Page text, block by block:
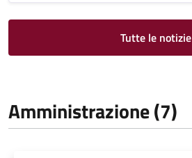
Tutte le notizie
Amministrazione (7)